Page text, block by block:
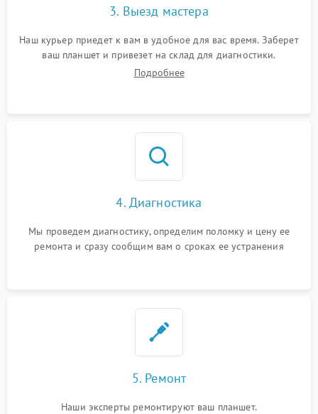
3. Выезд мастера
Наш курьер приедет к вам в удобное для вас время. Заберет
ваш планшет и привезет на склад для диагностики.
Подробнее
4. Диагностика
Мы проведем диагностику, определим поломку и цену ее
ремонта и сразу сообщим вам о сроках ее устранения
5. Ремонт
Наши эксперты ремонтируют ваш планшет.